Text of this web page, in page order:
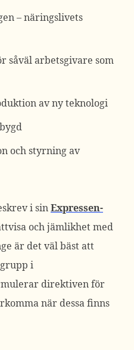
– näringslivets
såväl arbetsgivare som
av ny teknologi
och styrning av
i sinExpressen-
och jämlikhet med
är det väl bäst att
i
direktiven för
när dessa finns